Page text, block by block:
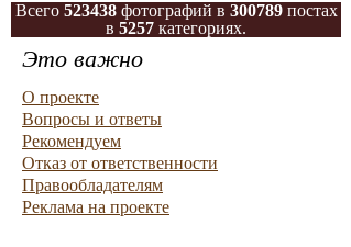
Всего 523438фотографий в 300789постах
в 5257 категориях.
Это важно
О проекте
Вопросы и ответы
Рекомендуем
Отказ от ответственности
Правообладателям
Реклама на проекте